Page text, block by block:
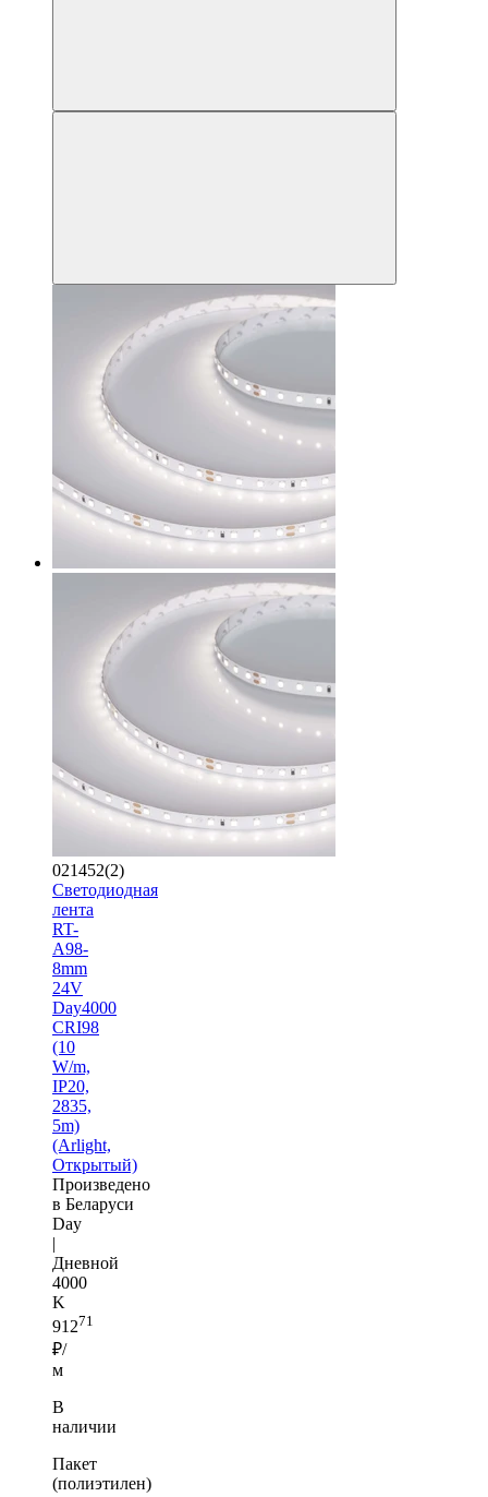
021452(2)
Светодиодная
лента
RT-
A98-
8mm
24V
Day4000
CRI98
(10
W/m,
IP20,
2835,
5m)
(Arlight,
Открытый)
Произведено
в Беларуси
Day
|
Дневной
4000
K
91271
₽/
м
В
наличии
Пакет
(полиэтилен)